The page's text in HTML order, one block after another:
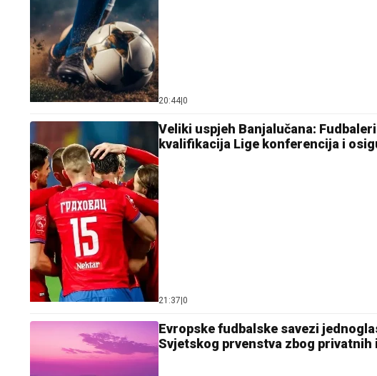
20:44 0
Veliki uspjeh Banjalučana:
kvalifikacija Lige konferencija i
21:37 0
Evropske fudbalske savezi
Svjetskog prvenstva zbog